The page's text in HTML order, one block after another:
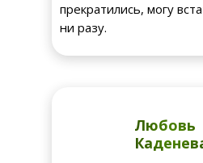
прекратились, могу
ни разу.
Любовь